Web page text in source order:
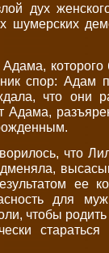
дух
шумерских
которого
спор: Адам
что они
что
ее
для
чтобы